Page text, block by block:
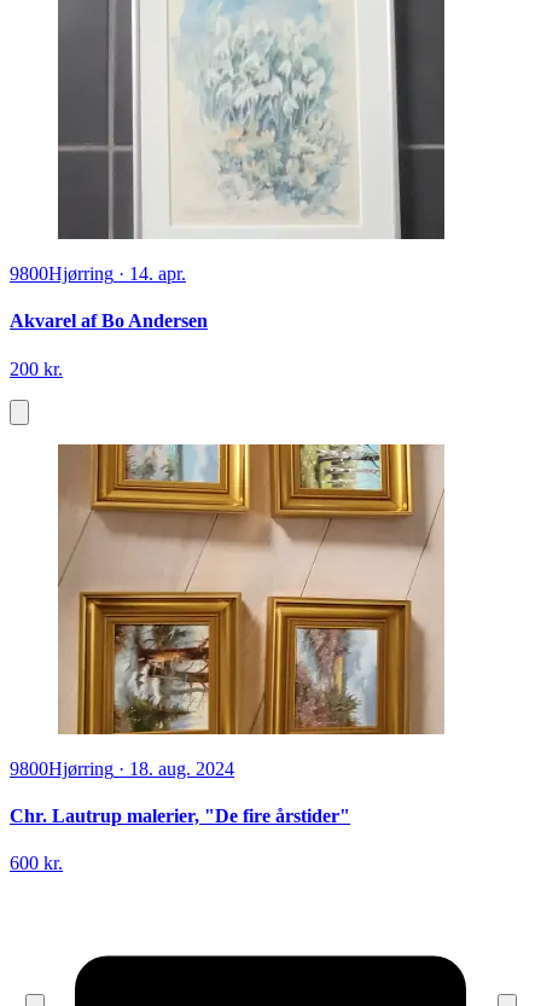
9800Hjørring · 14. apr.
Akvarel af Bo Andersen
200 kr.
9800Hjørring · 18. aug. 2024
Chr. Lautrup malerier, "De fire årstider"
600 kr.